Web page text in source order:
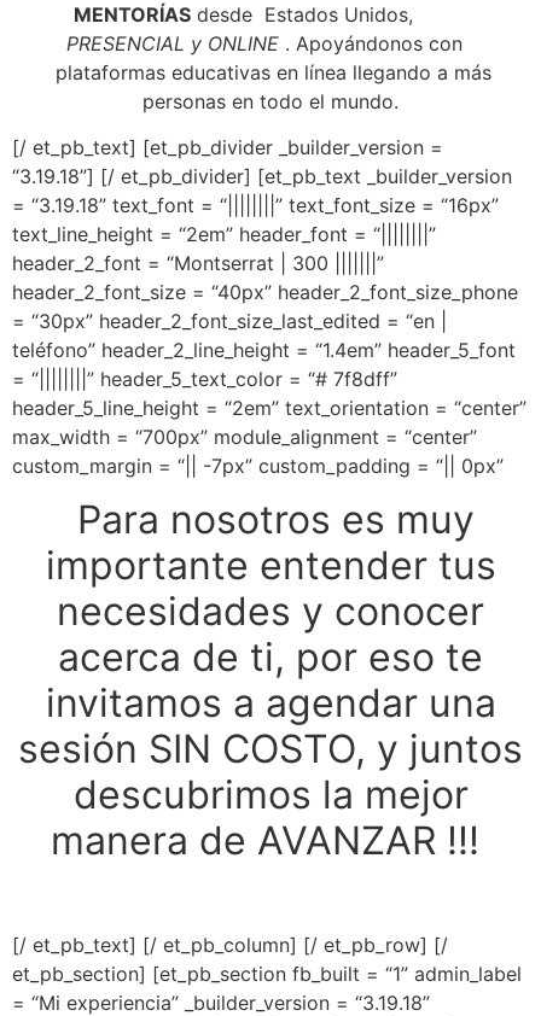
MENTORÍAS desde Estados Unidos,
PRESENCIAL y ONLINE . Apoyándonos con
plataformas educativas en línea llegando a más
personas en todo el mundo.
[/ et_pb_text] [et_pb_divider _builder_version =
“3.19.18”] [/ et_pb_divider] [et_pb_text _builder_version
= “3.19.18” text_font = “||||||||” text_font_size = “16px”
text_line_height = “2em” header_font = “||||||||”
header_2_font = “Montserrat | 300 |||||||”
header_2_font_size = “40px” header_2_font_size_phone
= “30px” header_2_font_size_last_edited = “en |
teléfono” header_2_line_height = “1.4em” header_5_font
= “||||||||” header_5_text_color = “# 7f8dff”
header_5_line_height = “2em” text_orientation = “center”
max_width = “700px” module_alignment = “center”
custom_margin = “|| -7px” custom_padding = “|| 0px”
Para nosotros es muy
importante entender tus
necesidades y conocer
acerca de ti, por eso te
invitamos a agendar una
sesión SIN COSTO, y juntos
descubrimos la mejor
manera de AVANZAR !!!
[/ et_pb_text] [/ et_pb_column] [/ et_pb_row] [/
et_pb_section] [et_pb_section fb_built = “1” admin_label
= “Mi experiencia” _builder_version = “3.19.18”